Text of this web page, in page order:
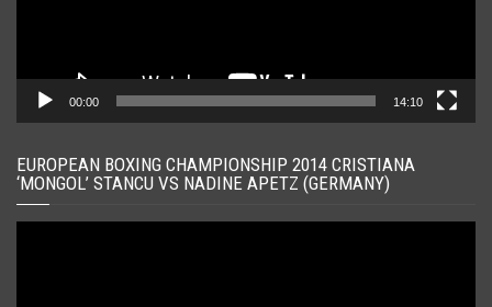
00:00 14:10
EUROPEAN BOXING CHAMPIONSHIP 2014 CRISTIANA
‘MONGOL’ STANCU VS NADINE APETZ (GERMANY)